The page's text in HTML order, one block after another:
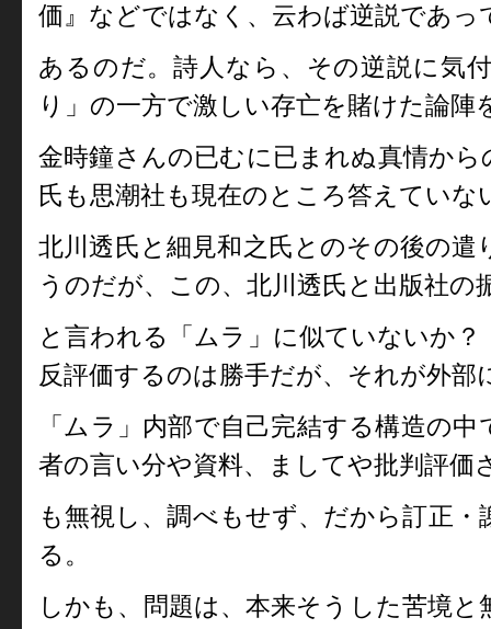
価』などではなく、云わば逆説であっ
あるのだ。詩人なら、その逆説に気
り」の一方で激しい存亡を賭けた論
金時鐘さんの已むに已まれぬ真情か
氏も思潮社も現在のところ答えていな
北川透氏と細見和之氏とのその後の
うのだが、この、北川透氏と出版社の
と言われる「ムラ」に似ていないか
反評価するのは勝手だが、それが外部
「ムラ」内部で自己完結する構造の
者の言い分や資料、ましてや批判評価
も無視し、調べもせず、だから訂正
る。
しかも、問題は、本来そうした苦境